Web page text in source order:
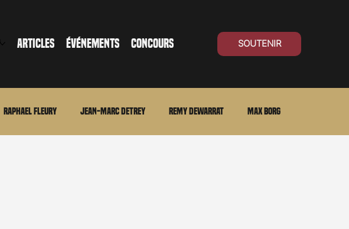
ARTICLES ÉVÉNEMENTS CONCOURS SOUTENIR
Raphael Fleury Jean-Marc Detrey Remy Dewarrat Max Borg